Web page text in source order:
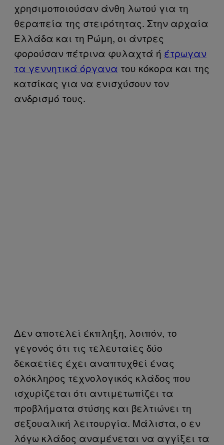
χρησιμοποιούσαν άνθη λωτού για τη
θεραπεία της στειρότητας. Στην αρχαία
Ελλάδα και τη Ρώμη, οι άντρες
φορούσαν πέτρινα φυλαχτά ή έτρωγαν
τα γεννητικά όργανα του κόκορα και της
κατσίκας για να ενισχύσουν τον
ανδρισμό τους.
Δεν αποτελεί έκπληξη, λοιπόν, το
γεγονός ότι τις τελευταίες δύο
δεκαετίες έχει αναπτυχθεί ένας
ολόκληρος τεχνολογικός κλάδος που
ισχυρίζεται ότι αντιμετωπίζει τα
προβλήματα στύσης και βελτιώνει τη
σεξουαλική λειτουργία. Μάλιστα, ο εν
λόγω κλάδος αναμένεται να αγγίξει τα